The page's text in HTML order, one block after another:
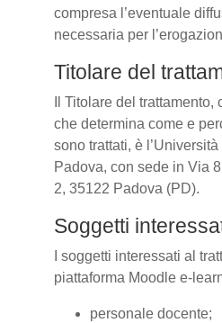
compresa l’eventuale
necessaria per
Titolare del
Il Titolare del trattamento,
che determina come e
sono trattati, è
Padova, con sede in Via
2, 35122 Padova (PD).
Soggetti
I soggetti interessati al
piattaforma Moodle e-
personale docente;